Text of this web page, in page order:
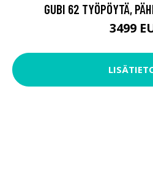
GUBI 62 TYÖPÖYTÄ,
3499